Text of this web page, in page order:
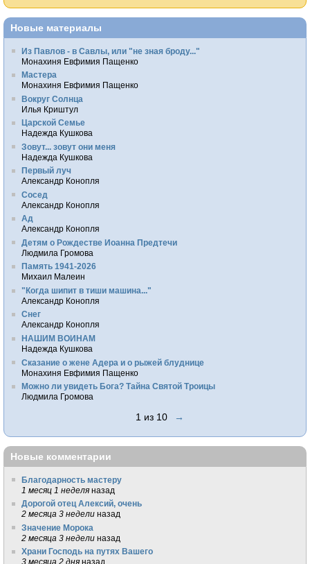
Новые материалы
Из Павлов - в Савлы, или "не зная броду..."
Монахиня Евфимия Пащенко
Мастера
Монахиня Евфимия Пащенко
Вокруг Солнца
Илья Криштул
Царской Семье
Надежда Кушкова
Зовут... зовут они меня
Надежда Кушкова
Первый луч
Александр Конопля
Сосед
Александр Конопля
Ад
Александр Конопля
Детям о Рождестве Иоанна Предтечи
Людмила Громова
Память 1941-2026
Михаил Малеин
"Когда шипит в тиши машина..."
Александр Конопля
Снег
Александр Конопля
НАШИМ ВОИНАМ
Надежда Кушкова
Сказание о жене Адера и о рыжей блуднице
Монахиня Евфимия Пащенко
Можно ли увидеть Бога? Тайна Святой Троицы
Людмила Громова
1 из 10 →
Новые комментарии
Благодарность мастеру
1 месяц 1 неделя назад
Дорогой отец Алексий, очень
2 месяца 3 недели назад
Значение Морока
2 месяца 3 недели назад
Храни Господь на путях Вашего
3 месяца 2 дня назад